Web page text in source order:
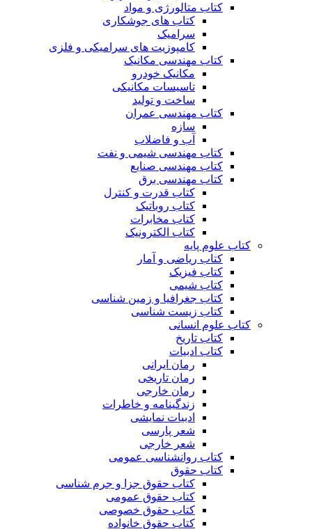
کتاب متالورژی و مواد
کتاب های جوشکاری
سرامیک
کامپوزیت های سرامیکی و فلزی
کتاب مهندسی مکانیک
مکانیک خودرو
تاسیسات مکانیکی
ساخت و تولید
کتاب مهندسی عمران
سازه
آب و فاضلاب
کتاب مهندسی شیمی و نفت
کتاب مهندسی صنایع
کتاب مهندسی برق
کتاب قدرت و کنترل
کتاب روباتیک
کتاب مخابرات
کتاب الکترونیک
کتاب علوم پایه
کتاب ریاضی و آمار
کتاب فیزیک
کتاب شیمی
کتاب جغرافیا و زمین شناسی
کتاب زیست شناسی
کتاب علوم انسانی
کتاب تاریخ
کتاب ادبیات
رمان ایرانی
رمان تاریخی
رمان خارجی
زندگینامه و خاطرات
ادبیات نمایشی
شعر پارسی
شعر خارجی
کتاب روانشناسی عمومی
کتاب حقوق
کتاب حقوق جزا و جرم شناسی
کتاب حقوق عمومی
کتاب حقوق خصوصی
کتاب حقوق خانواده